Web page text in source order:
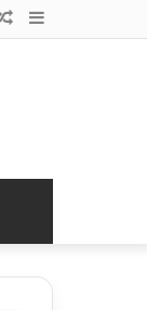
Sidebar
Random